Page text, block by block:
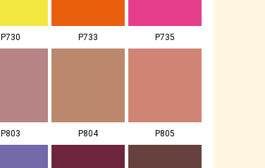
P730 P733 P735
P803 P804 P805